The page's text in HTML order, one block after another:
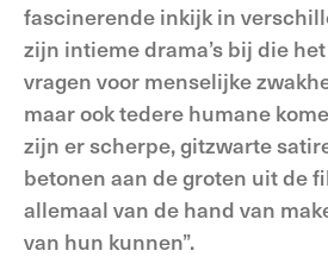
fascinerende inkijk in
zijn intieme drama’s bij die
vragen voor menselijke
maar ook tedere humane
zijn er scherpe, gitzwarte
betonen aan de groten uit de
allemaal van de hand van
van hun kunnen”.